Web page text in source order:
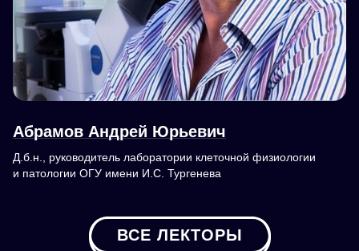
Абрамов Андрей Юрьевич
Д.б.н., руководитель лаборатории клеточной физиологии
и патологии ОГУ имени И.С. Тургенева
ВСЕ ЛЕКТОРЫ